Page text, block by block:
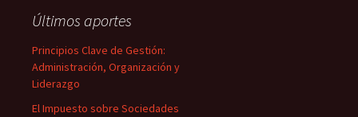
Últimos aportes
Principios Clave de Gestión:
Administración, Organización y
Liderazgo
El Impuesto sobre Sociedades